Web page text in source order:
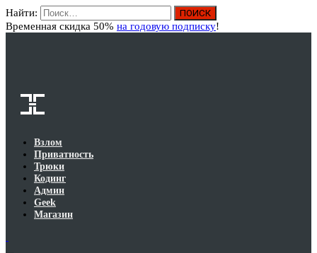
Найти:
Временная скидка 50% на годовую подписку!
Взлом
Приватность
Трюки
Кодинг
Админ
Geek
Магазин